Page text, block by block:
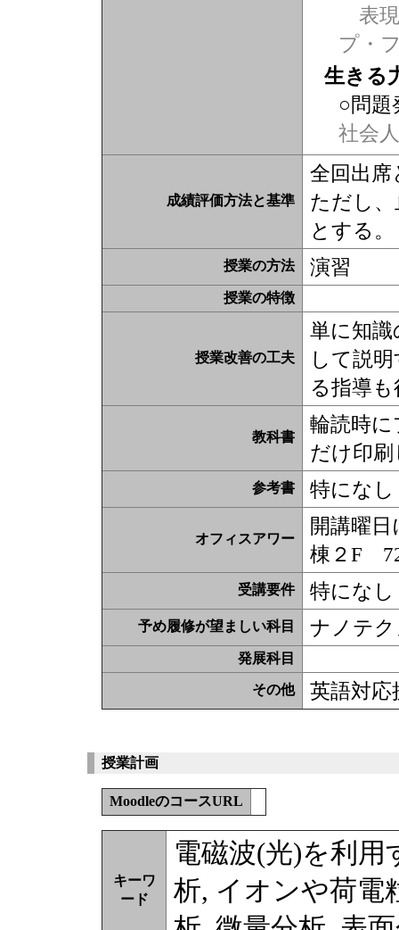
表現
プ・
生きる
○問題
社会
成績評価方法と基準
全回出席
ただし
とする。
授業の方法 演習
授業の特徴
授業改善の工夫
単に知
して説
る指導
教科書
輪読時
だけ印
参考書 特になし
オフィスアワー
開講曜
棟２F
受講要件 特になし
予め履修が望ましい科目 ナノテ
発展科目
その他 英語対応
授業計画
MoodleのコースURL
キーワ
ード
電磁波(光)を利
析, イオンや荷電